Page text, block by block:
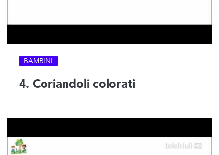
BAMBINI
4. Coriandoli colorati